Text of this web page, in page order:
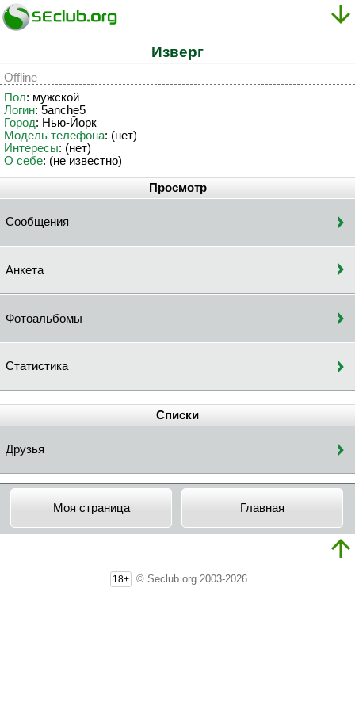
Изверг
Offline
Пол: мужской
Логин: 5anche5
Город: Нью-Йорк
Модель телефона: (нет)
Интересы: (нeт)
О себе: (нe извecтнo)
Просмотр
Сообщения
Анкета
Фотоальбомы
Статистика
Списки
Друзья
Моя страница Главная
18+ © Seclub.org 2003-2026